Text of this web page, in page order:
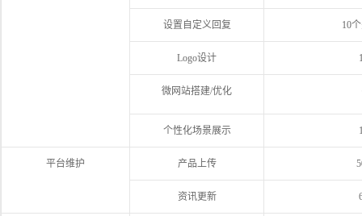
设置自定义回复 10
Logo设计
微网站搭建/优化
个性化场景展示
平台维护 产品上传
资讯更新